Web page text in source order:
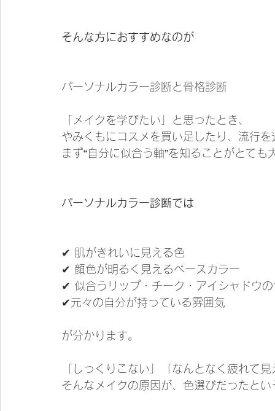
そんな方におすすめなのが
パーソナルカラー診断と骨格診断
「メイクを学びたい」と思ったとき、
やみくもにコスメを買い足したり、流行を
まず“自分に似合う軸”を知ることがとても
パーソナルカラー診断では
✔ 肌がきれいに見える色
✔ 顔色が明るく見えるベースカラー
✔ 似合うリップ・チーク・アイシャドウの
✔元々の自分が持っている雰囲気
が分かります。
「しっくりこない」「なんとなく疲れて見
そんなメイクの原因が、色選びだったとい